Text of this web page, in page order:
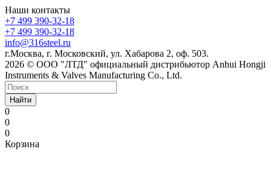
Наши контакты
+7 499 390-32-18
+7 499 390-32-18
info@316steel.ru
г.Москва, г. Московский, ул. Хабарова 2, оф. 503.
2026 © ООО "ЛТД" официальный дистрибьютор Anhui Hongji
Instruments & Valves Manufacturing Co., Ltd.
Найти
0
0
0
Корзина